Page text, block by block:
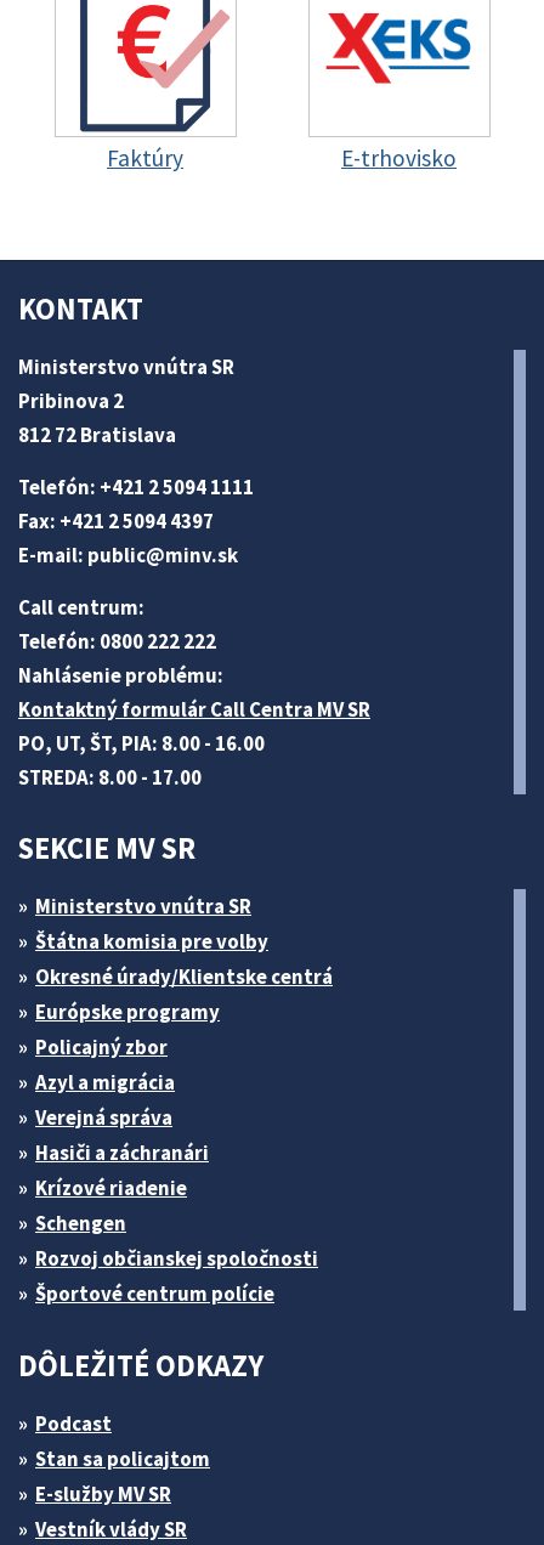
Faktúry E-trhovisko
KONTAKT
Ministerstvo vnútra SR
Pribinova 2
812 72 Bratislava
Telefón: +421 2 5094 1111
Fax: +421 2 5094 4397
E-mail: public@minv.sk
Call centrum:
Telefón: 0800 222 222
Nahlásenie problému:
Kontaktný formulár Call Centra MV SR
PO, UT, ŠT, PIA: 8.00 - 16.00
STREDA: 8.00 - 17.00
SEKCIE MV SR
Ministerstvo vnútra SR
Štátna komisia pre volby
Okresné úrady/Klientske centrá
Európske programy
Policajný zbor
Azyl a migrácia
Verejná správa
Hasiči a záchranári
Krízové riadenie
Schengen
Rozvoj občianskej spoločnosti
Športové centrum polície
DÔLEŽITÉ ODKAZY
Podcast
Stan sa policajtom
E-služby MV SR
Vestník vlády SR